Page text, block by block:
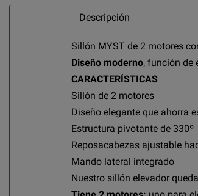
Descripción
Sillón MYST de 2 motores
Diseño moderno, función de
CARACTERÍSTICAS
Sillón de 2 motores
Diseño elegante que ahorra
Estructura pivotante de 330º
Reposacabezas ajustable
Mando lateral integrado
Nuestro sillón elevador